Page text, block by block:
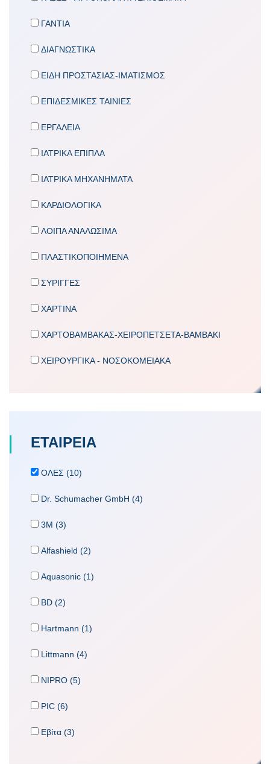
ΓΑΝΤΙΑ
ΔΙΑΓΝΩΣΤΙΚΑ
ΕΙΔΗ ΠΡΟΣΤΑΣΙΑΣ-ΙΜΑΤΙΣΜΟΣ
ΕΠΙΔΕΣΜΙΚΕΣ ΤΑΙΝΙΕΣ
ΕΡΓΑΛΕΙΑ
ΙΑΤΡΙΚΑ ΕΠΙΠΛΑ
ΙΑΤΡΙΚΑ ΜΗΧΑΝΗΜΑΤΑ
ΚΑΡΔΙΟΛΟΓΙΚΑ
ΛΟΙΠΑ ΑΝΑΛΩΣΙΜΑ
ΠΛΑΣΤΙΚΟΠΟΙΗΜΕΝΑ
ΣΥΡΙΓΓΕΣ
ΧΑΡΤΙΝΑ
ΧΑΡΤΟΒΑΜΒΑΚΑΣ-ΧΕΙΡΟΠΕΤΣΕΤΑ-ΒΑΜΒΑΚΙ
ΧΕΙΡΟΥΡΓΙΚΑ - ΝΟΣΟΚΟΜΕΙΑΚΑ
ΕΤΑΙΡΕΙA
ΟΛΕΣ (10)
Dr. Schumacher GmbH (4)
3M (3)
Alfashield (2)
Aquasonic (1)
BD (2)
Hartmann (1)
Littmann (4)
NIPRO (5)
PIC (6)
Εβίτα (3)